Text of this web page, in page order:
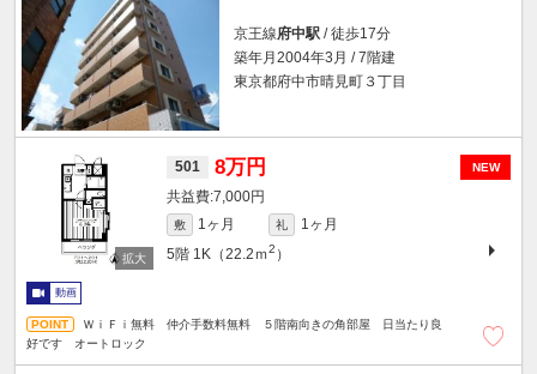
京王線府中駅 / 徒歩17分
築年月2004年3月 / 7階建
東京都府中市晴見町３丁目
NEW
501 8万円
7,000円
敷 1ヶ月 礼
1ヶ月
5階 1K（22.2ｍ2 ）
動画
ＷｉＦｉ無料 仲介手数料無料 ５階南向きの角部屋 日当たり良
好です オートロック